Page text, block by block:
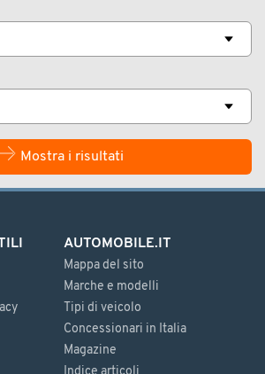
Mostra i risultati
AUTOMOBILE.IT
Mappa del sito
Marche e modelli
Tipi di veicolo
Concessionari in Italia
Magazine